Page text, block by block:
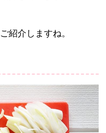
紹介しますね。